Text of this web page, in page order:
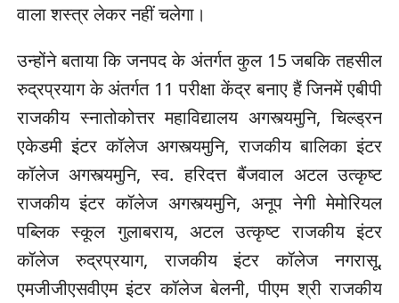
वाला शस्त्र लेकर नहीं चलेगा।
उन्होंने बताया कि जनपद के अंतर्गत कुल 15 जबकि तहसील
रुद्रप्रयाग के अंतर्गत 11 परीक्षा केंद्र बनाए हैं जिनमें एबीपी
राजकीय स्नातोकोत्तर महाविद्यालय अगस्त्यमुनि, चिल्ड्रन
एकेडमी इंटर कॉलेज अगस्त्यमुनि, राजकीय बालिका इंटर
कॉलेज अगस्त्यमुनि, स्व. हरिदत्त बैंजवाल अटल उत्कृष्ट
राजकीय इंटर कॉलेज अगस्त्यमुनि, अनूप नेगी मेमोरियल
पब्लिक स्कूल गुलाबराय, अटल उत्कृष्ट राजकीय इंटर
कॉलेज रुद्रप्रयाग, राजकीय इंटर कॉलेज नगरासू,
एमजीजीएसवीएम इंटर कॉलेज बेलनी, पीएम श्री राजकीय